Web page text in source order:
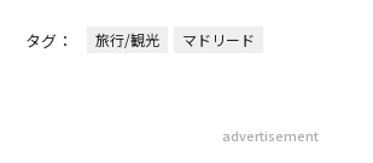
タグ： 旅行/観光 マドリード
advertisement